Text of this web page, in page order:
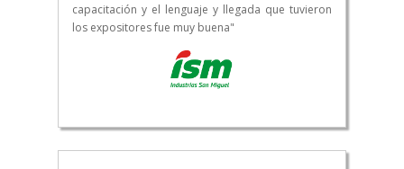
capacitación y el lenguaje y llegada que tuvieron
los expositores fue muy buena"